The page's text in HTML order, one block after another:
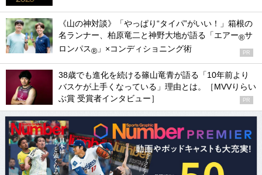
《山の神対談》「やっぱり“タイパ”がいい！」箱根の
名ランナー、柏原竜二と神野大地が語る「エアー®サ
ロンパス® 」×コンディショニング術 PR
38歳でも進化を続ける篠山竜青が語る「10年前より
バスケが上手くなっている」理由とは。［MVVりらい
ぶ賞 受賞者インタビュー］
PR